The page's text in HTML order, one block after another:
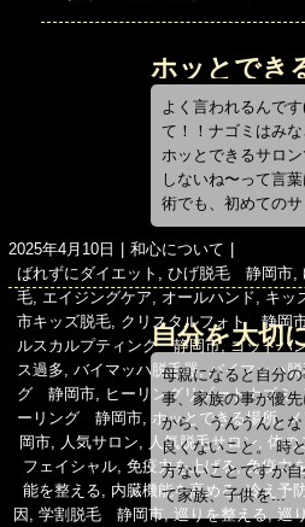
ホッとでき
よく言われるんで
て！！ナゴミはみ
ホッとできるサロ
しないね〜って言
術でも、初めてのサ
投
稿
日:
2025年4月10日
カ
テ
ゴ
リ
ー
和心について
タ
グ
ばれずにダイエット ,ひげ脱毛 静岡市 ,
毛 エイジングケア オールハンド
キ
市キッズ脱毛 クリスタルフォト 静岡
ルスカルプティング 静岡市, ゴッドハ
ス過多 ,バイマッハ脱毛器, バイマッハ
グ 静岡市
ヒーリングリゾートナゴミ,
ーリング 静岡市 ホッとできる場所,
岡市
人気サロン 人気脱毛サロン ,体の
フェイシャル ,免疫力を上げる ,免疫力
能を整える
内臓機能を高める,冷え予
因 ,学割脱毛 静岡市 ,巡りを整える ,巡
自分を大切
母親になると自分
事、家族の事が優
から、うんうんと
良くないこと。 時
方ないことですが
て家族、子供を...